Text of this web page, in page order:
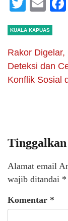
KUALA KAPUAS
Rakor Digelar,
Deteksi dan
Konflik Sosial
Tinggalkan
Alamat email
wajib ditandai *
Komentar *